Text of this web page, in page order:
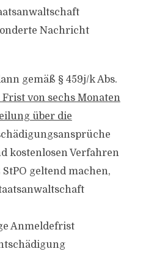
Nachricht
gemäß § 459j/k Abs.
von sechs Monaten
über die
kostenlosen Verfahren
StPO geltend machen,
Anmeldefrist